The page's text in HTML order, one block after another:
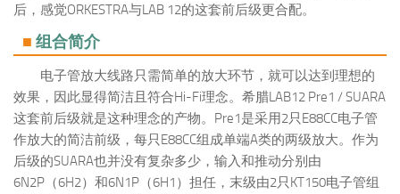
后，感觉ORKESTRA与LAB 12的这套前后级更合配。
■ 组合简介
电子管放大线路只需简单的放大环节，就可以达到理想的
效果，因此显得简洁且符合Hi-Fi理念。希腊LAB12 Pre1 / SUARA
这套前后级就是这种理念的产物。Pre1是采用2只E88CC电子管
作放大的简洁前级，每只E88CC组成单端A类的两级放大。作为
后级的SUARA也并没有复杂多少，输入和推动分别由
6N2P（6H2）和6N1P（6H1）担任，末级由2只KT150电子管组